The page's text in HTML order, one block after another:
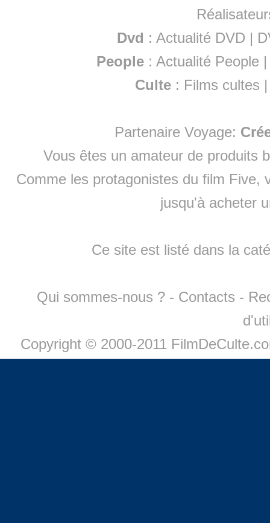
Dvd : Actualité DVD |
People :Actualité People
Culte : Films cultes
Partenaire Voyage:
Vous êtes un amateur de produits
Comme les protagonistes du film Five,
jusqu'à acheter
Ce site est listé dans la
Qui sommes-nous ? - Contacts -
Copyright © 2000-2011